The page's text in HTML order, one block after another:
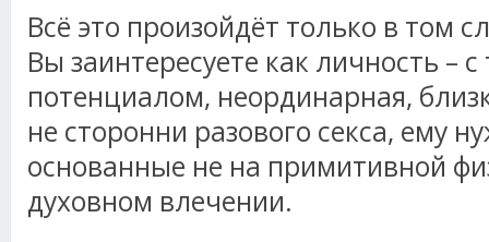
Всё это произойдёт только в том
Вы заинтересуете как личность –
потенциалом, неординарная,
не сторонни разового секса, ему
основанные не на примитивной
духовном влечении.